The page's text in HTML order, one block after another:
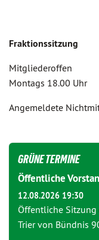
Fraktionssitzung
Mitgliederoffen
Montags 18.00 Uhr
Angemeldete
GRÜNE TERMINE
Öffentliche
12.08.2026 19:30
Öffentliche Sitzung
Trier von Bündnis